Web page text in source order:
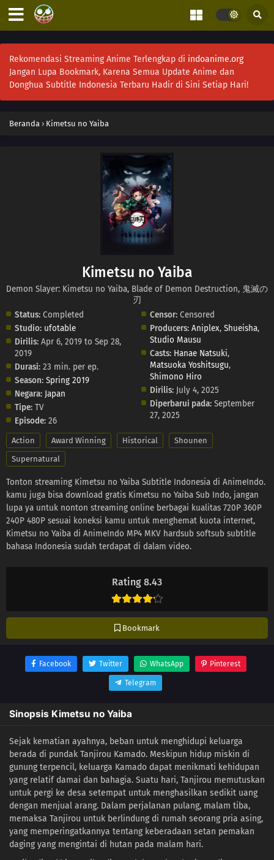
Rekomendasi Streaming Anime Terlengkap di indoanime.org
Jangan Lupa Bookmark, Karena Semua Update Anime dan
Donghua Subtitle Indonesia Terbaru Hadir di Sini Setiap Hari!
Beranda › Kimetsu no Yaiba
Rating 8.43
Bookmark
Kimetsu no Yaiba
Demon Slayer: Kimetsu no Yaiba, Blade of Demon Destruction, 鬼滅の
刃
Status: Completed
Studio: ufotable
Dirilis: Apr 6, 2019 to Sep 28,
2019
Durasi: 23 min. per ep.
Season: Spring 2019
Negara: Japan
Tipe: TV
Episode: 26
Censor: Censored
Producers: Aniplex,Shueisha,
Studio Mausu
Casts: Hanae Natsuki,
Matsuoka Yoshitsugu,
Shimono Hiro
Dirilis: July 4, 2025
Diperbarui pada: September
27, 2025
Action Award Winning Historical
Shounen
Supernatural
Tonton streaming Kimetsu no Yaiba Subtitle Indonesia di AnimeIndo.
kamu juga bisa download gratis Kimetsu no Yaiba Sub Indo, jangan
lupa ya untuk nonton streaming online berbagai kualitas 720P 360P
240P 480P sesuai koneksi kamu untuk menghemat kuota internet,
Kimetsu no Yaiba di AnimeIndo MP4 MKV hardsub softsub subtitle
bahasa Indonesia sudah terdapat di dalam video.
Facebook Twitter WhatsApp Pinterest
Telegram
Sinopsis Kimetsu no Yaiba
Sejak kematian ayahnya, beban untuk menghidupi keluarga
berada di pundak Tanjirou Kamado. Meskipun hidup miskin di
gunung terpencil, keluarga Kamado dapat menikmati kehidupan
yang relatif damai dan bahagia. Suatu hari, Tanjirou memutuskan
untuk pergi ke desa setempat untuk menghasilkan sedikit uang
dengan menjual arang. Dalam perjalanan pulang, malam tiba,
memaksa Tanjirou untuk berlindung di rumah seorang pria asing,
yang memperingatkannya tentang keberadaan setan pemakan
daging yang mengintai di hutan pada malam hari.